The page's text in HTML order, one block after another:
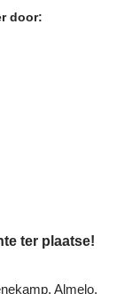
door:
ter plaatse!
Almelo,